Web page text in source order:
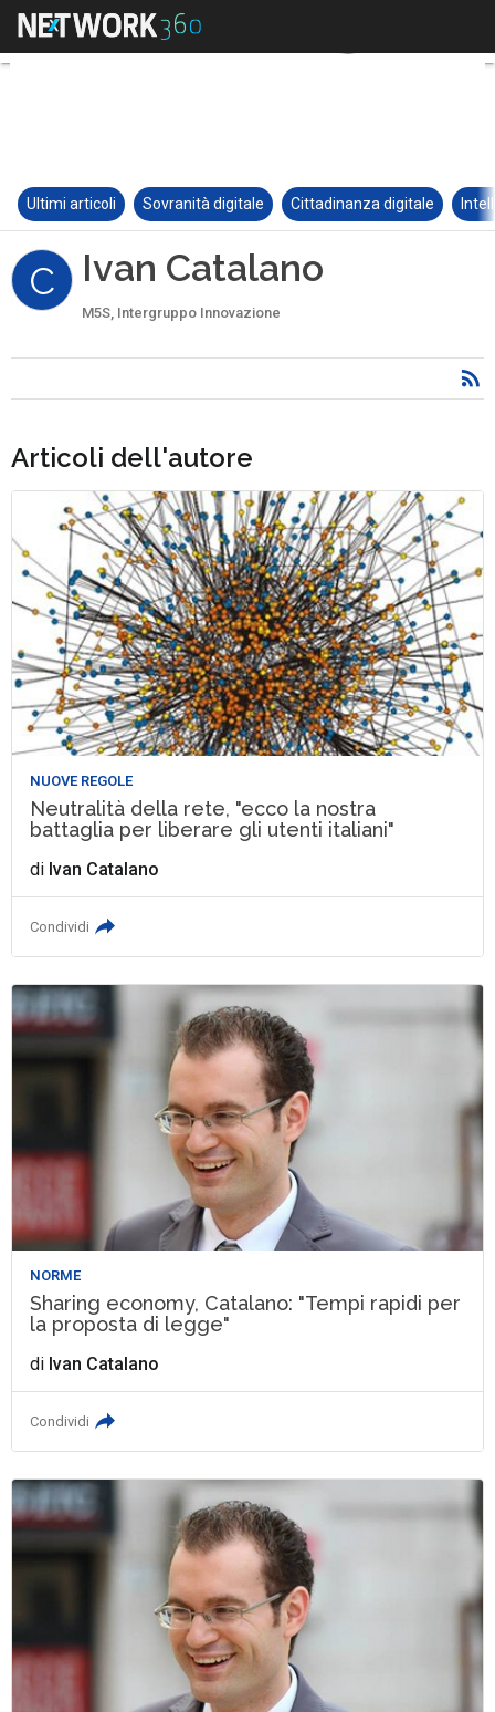
Ultimi articoli Sovranità digitale Cittadinanza digitale
C Ivan Catalano
M5S, Intergruppo Innovazione
Articoli dell'autore
NUOVE REGOLE
Neutralità della rete, "ecco la nostra
battaglia per liberare gli utenti italiani"
di Ivan Catalano
Condividi
NORME
Sharing economy, Catalano: "Tempi rapidi per
la proposta di legge"
di Ivan Catalano
Condividi